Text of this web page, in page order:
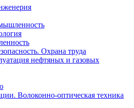
Охрана труда
нефтяных и газовых
Волоконно-оптическая техника